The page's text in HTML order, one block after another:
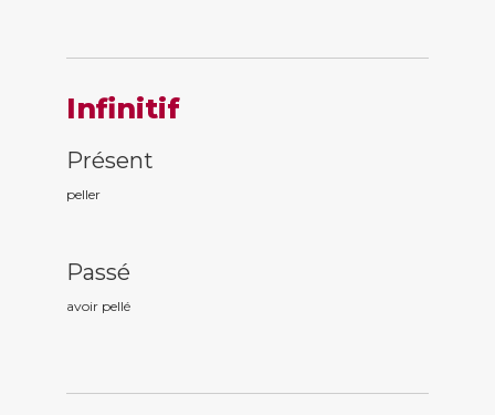
Infinitif
Présent
peller
Passé
avoir pellé